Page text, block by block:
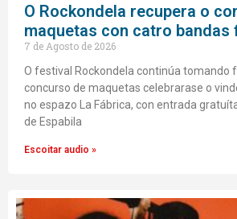
O Rockondela recupera o
maquetas con catro bandas
7 de Agosto de 2026
O festival Rockondela continúa tomando
concurso de maquetas celebrarase o
no espazo La Fábrica, con entrada
de Espabila
Escoitar audio »